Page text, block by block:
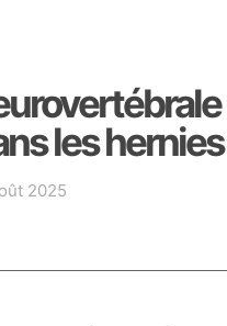
les
2025